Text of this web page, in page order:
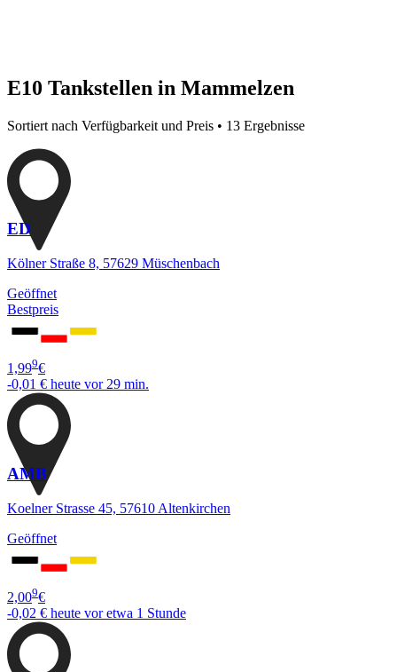
E10 Tankstellen in Mammelzen
Sortiert nach Verfügbarkeit und Preis • 13 Ergebnisse
ED
Kölner Straße 8, 57629 Müschenbach
Geöffnet
Bestpreis
1,999€
-0,01 € heute vor 29 min.
AMB
Koelner Strasse 45, 57610 Altenkirchen
Geöffnet
2,009€
-0,02 € heute vor etwa 1 Stunde